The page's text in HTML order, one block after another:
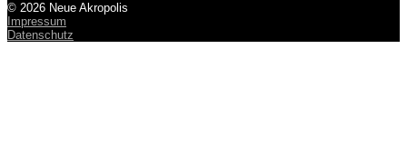
© 2026 Neue Akropolis
Impressum
Datenschutz